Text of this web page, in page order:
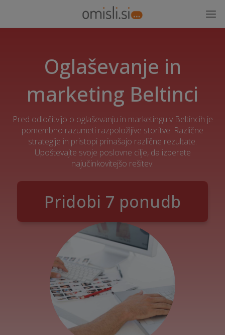
Oglaševanje in
marketing Beltinci
Pred odločitvijo o oglaševanju in marketingu v Beltincih je
pomembno razumeti razpoložljive storitve. Različne
strategije in pristopi prinašajo različne rezultate.
Upoštevajte svoje poslovne cilje, da izberete
najučinkovitejšo rešitev.
Pridobi 7 ponudb